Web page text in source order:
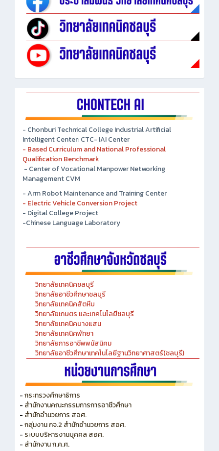
- Chonburi Technical College Industrial Artificial
Intelligent Center: CTC- IAI Center
- Based Curriculum and National Professional
Qualification Benchmark
- Center of Vocational Manpower Networking
Management CVM
- Arm Robot Maintenance and Training Center
- Electric Vehicle Conversion Project
- Digital College Project
วิทยาลัยเทคนิคชลบุรี
วิทยาลัยอาชีวศึกษาชลบุรี
วิทยาลัยเทคนิคสัตหีบ
วิทยาลัยเกษตร และเทคโนโลยีชลบุรี
วิทยาลัยเทคนิคบางแสน
วิทยาลัยเทคนิคพัทยา
วิทยาลัยการอาชีพพนัสนิคม
วิทยาลัยอาชีวศึกษาเทคโนโลยีฐานวิทยาศาสตร์(ชลบุรี)
- กระทรวงศึกษาธิการ
- สำนักงานคณะกรรมการการอาชีวศึกษา
- สำนักอำนวยการ สอศ.
- กลุ่มงาน กจ.2 สำนักอำนวยการ สอศ.
- ระบบบริหารงานบุคคล สอศ.